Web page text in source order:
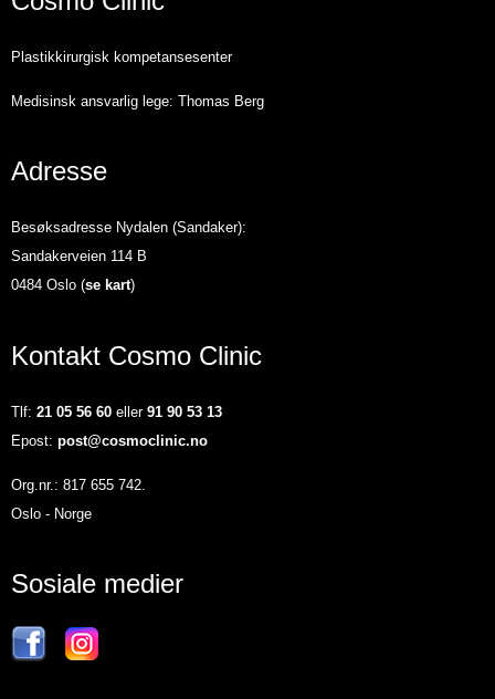
Plastikkirurgisk kompetansesenter
Medisinsk ansvarlig lege: Thomas Berg
Adresse
Besøksadresse Nydalen (Sandaker):
Sandakerveien 114 B
0484 Oslo (se kart)
Kontakt Cosmo Clinic
Tlf: 21 05 56 60 eller 91 90 53 13
Epost: post@cosmoclinic.no
Org.nr.: 817 655 742.
Oslo - Norge
Sosiale medier